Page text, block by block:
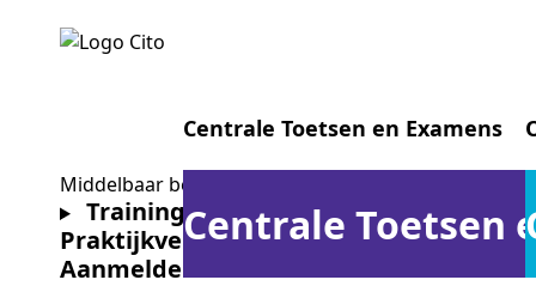
Centrale Toetsen en Examens
Centrale Toetsen
Middelbaar beroepsonderwijs
Training & advies mbo
PraktijkverhalenOns team
Aanmelden nieuwsbrief mbo